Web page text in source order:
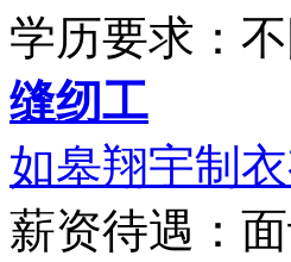
学历要求：
缝纫工
如皋翔宇制
薪资待遇：